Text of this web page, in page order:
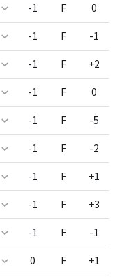
-1 F 0
-1 F -1
-1 F +2
-1 F 0
-1 F -5
-1 F -2
-1 F +1
-1 F +3
-1 F -1
0 F +1